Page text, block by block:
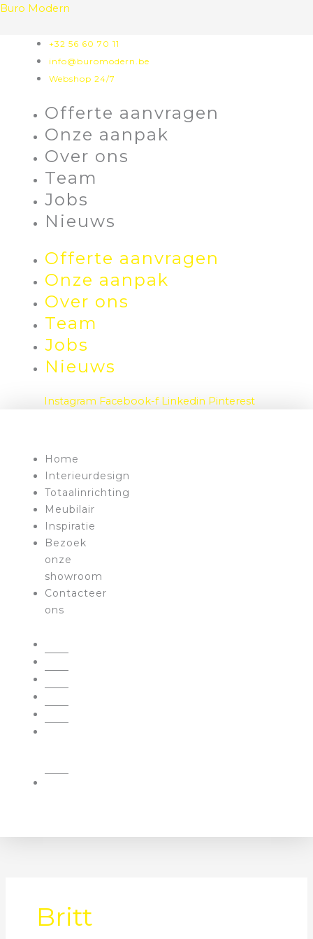
Skip
content
Buro Modern
+32 56 60 70 11
info@buromodern.be
Webshop 24/7
Offerte aanvragen
Onze aanpak
Over ons
Team
Jobs
Nieuws
Offerte aanvragen
Onze aanpak
Over ons
Team
Jobs
Nieuws
Instagram Facebook-f Linkedin Pinterest
Home
Interieurdesign
Totaalinrichting
Meubilair
Inspiratie
Bezoek
onze
showroom
Contacteer
ons
Britt